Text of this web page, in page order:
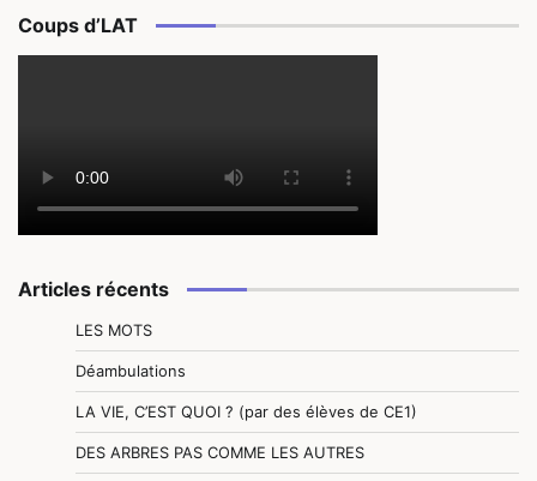
Coups d’LAT
Articles récents
LES MOTS
Déambulations
LA VIE, C’EST QUOI ? (par des élèves de CE1)
DES ARBRES PAS COMME LES AUTRES